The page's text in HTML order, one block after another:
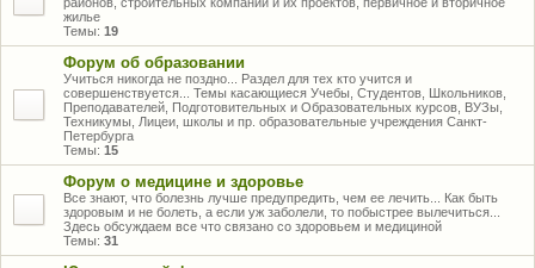
жилье
Темы: 19
Форум об образовании
Учиться никогда не поздно... Раздел для тех кто учится и
совершенствуется... Темы касающиеся Учебы, Студентов, Школьников,
Преподавателей, Подготовительных и Образовательных курсов, ВУЗы,
Техникумы, Лицеи, школы и пр. образовательные учреждения Санкт-
Петербурга
Темы: 15
Форум о медицине и здоровье
Все знают, что болезнь лучше предупредить, чем ее лечить... Как быть
здоровым и не болеть, а если уж заболели, то побыстрее вылечиться...
Здесь обсуждаем все что связано со здоровьем и медициной
Темы: 31